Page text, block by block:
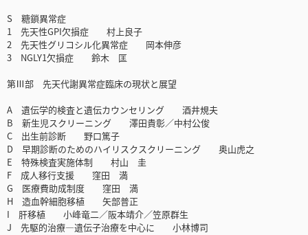
S 糖鎖異常症
1 先天性GPI欠損症 村上良子
2 先天性グリコシル化異常症 岡本伸彦
3 NGLY1欠損症 鈴木 匡
第Ⅲ部 先天代謝異常症臨床の現状と展望
A 遺伝学的検査と遺伝カウンセリング 酒井規夫
B 新生児スクリーニング 澤田貴彰／中村公俊
C 出生前診断 野口篤子
D 早期診断のためのハイリスクスクリーニング 奥山虎之
E 特殊検査実施体制 村山 圭
F 成人移行支援 窪田 満
G 医療費助成制度 窪田 満
H 造血幹細胞移植 矢部普正
I 肝移植 小峰竜二／阪本靖介／笠原群生
J 先駆的治療―遺伝子治療を中心に 小林博司